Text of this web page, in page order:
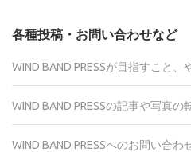
各種投稿・お問い合わせなど
WIND BAND PRESSが目指すこと、
WIND BAND PRESSの記事や写真の
WIND BAND PRESSへのお問い合わ